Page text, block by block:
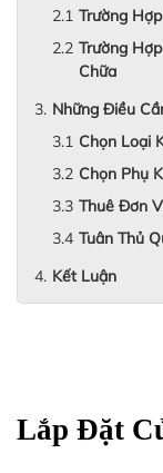
Trường
Trường
Chữa
Những Điều
Chọn Loại
Chọn Phụ
Thuê Đơn
Tuân Thủ
Kết Luận
Lắp Đặt